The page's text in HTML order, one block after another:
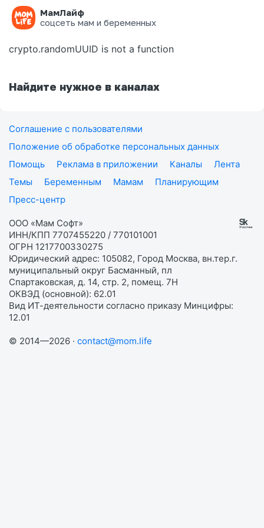
МамЛайф
соцсеть мам и беременных
Ошибка на странице
crypto.randomUUID is not a function
Найдите нужное в каналах
Соглашение с пользователями
Положение об обработке персональных данных
Помощь
Реклама в приложении Каналы
Лента
Темы
Беременным Мамам
Планирующим
Пресс-центр
ООО «Мам Софт»
ИНН/КПП 7707455220 / 770101001
ОГРН 1217700330275
Юридический адрес: 105082, Город Москва, вн.тер.г.
муниципальный округ Басманный, пл
Спартаковская, д. 14, стр. 2, помещ. 7Н
ОКВЭД (основной): 62.01
Вид ИТ-деятельности согласно приказу Минцифры:
12.01
© 2014—2026 · contact@mom.life